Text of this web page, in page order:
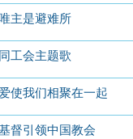
主是避难所
工会主题歌
使我们相聚在一起
督引领中国教会